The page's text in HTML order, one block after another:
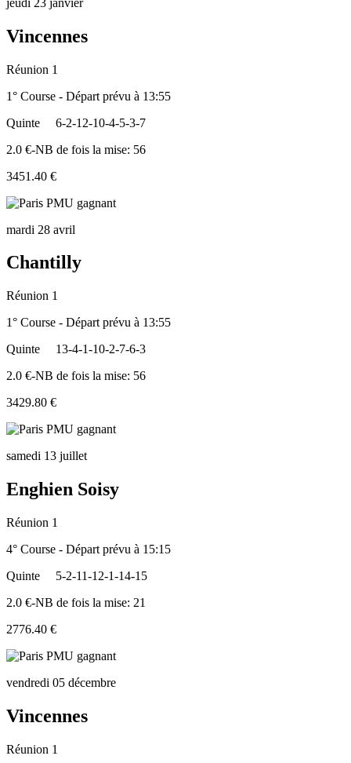
Vincennes
Réunion 1
1° Course - Départ prévu à 13:55
Quinte
6-2-12-10-4-5-3-7
2.0 €-NB de fois la mise: 56
3451.40 €
mardi 28 avril
Chantilly
Réunion 1
1° Course - Départ prévu à 13:55
Quinte
13-4-1-10-2-7-6-3
2.0 €-NB de fois la mise: 56
3429.80 €
samedi 13 juillet
Enghien Soisy
Réunion 1
4° Course - Départ prévu à 15:15
Quinte
5-2-11-12-1-14-15
2.0 €-NB de fois la mise: 21
2776.40 €
vendredi 05 décembre
Vincennes
Réunion 1